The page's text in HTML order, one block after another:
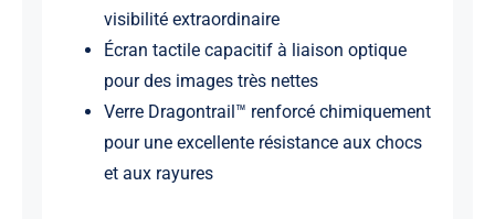
visibilité extraordinaire
Écran tactile capacitif à liaison optique
pour des images très nettes
Verre Dragontrail™ renforcé chimiquement
pour une excellente résistance aux chocs
et aux rayures